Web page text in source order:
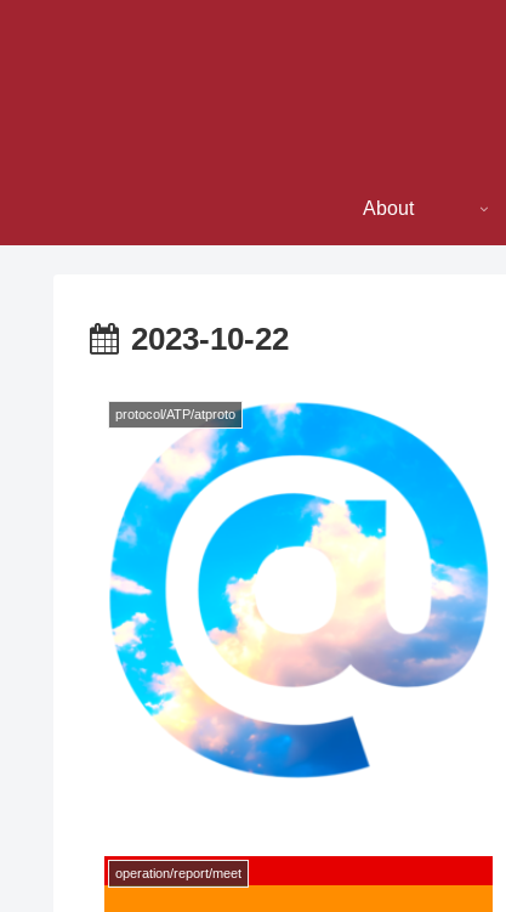
About
2023-10-22
protocol/ATP/atproto
operation/report/meet